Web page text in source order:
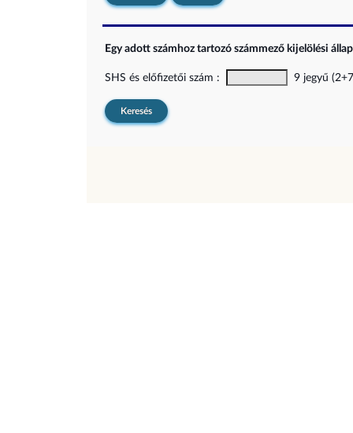
Egy adott számhoz tartozó számmező kijelölési
SHS és előfizetői szám : 9 jegyű
Keresés